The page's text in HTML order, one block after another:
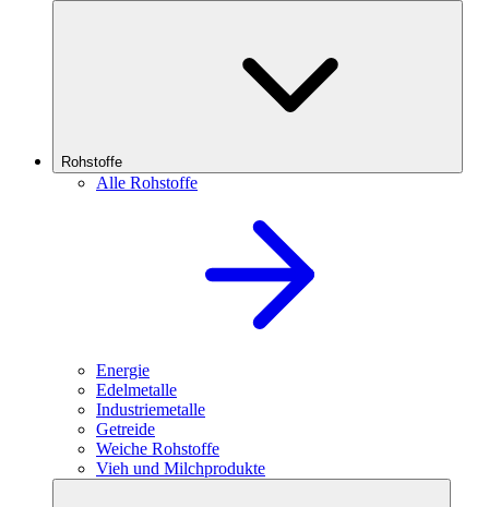
Rohstoffe
Alle Rohstoffe
Energie
Edelmetalle
Industriemetalle
Getreide
Weiche Rohstoffe
Vieh und Milchprodukte